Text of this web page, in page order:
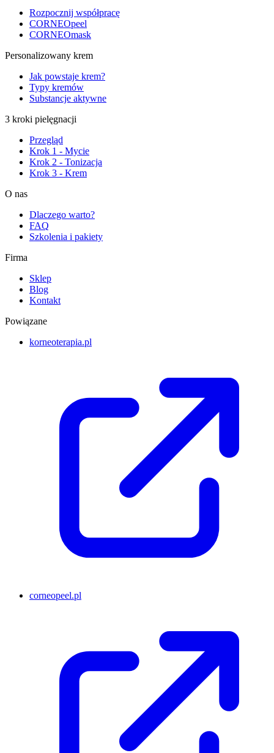
Rozpocznij współpracę
CORNEOpeel
CORNEOmask
Personalizowany krem
Jak powstaje krem?
Typy kremów
Substancje aktywne
3 kroki pielęgnacji
Przegląd
Krok 1 - Mycie
Krok 2 - Tonizacja
Krok 3 - Krem
O nas
Dlaczego warto?
FAQ
Szkolenia i pakiety
Firma
Sklep
Blog
Kontakt
Powiązane
korneoterapia.pl
corneopeel.pl